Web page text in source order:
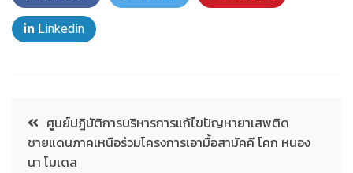
Linkedin
ศูนย์ปฎิบัติการบริหารการแก้ไขปัญหายาเสพติด
ชายแดนภาคเหนือร่วมโครงการเอามื้อสามัคคี โคก หนอง
นา โมเดล